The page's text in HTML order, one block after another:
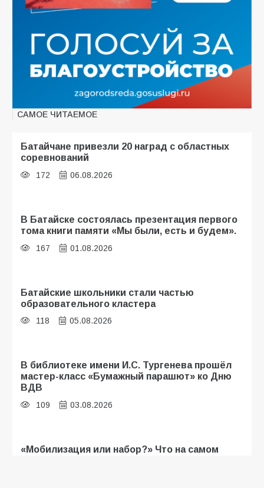
САМОЕ ЧИТАЕМОЕ
Батайчане привезли 20 наград с областных
соревнований
172 06.08.2026
В Батайске состоялась презентация первого
тома книги памяти «Мы были, есть и будем».
167 01.08.2026
Батайские школьники стали частью
образовательного кластера
118 05.08.2026
В библиотеке имени И.С. Тургенева прошёл
мастер-класс «Бумажный парашют» ко Дню
ВДВ
109 03.08.2026
«Мобилизация или набор?» Что на самом